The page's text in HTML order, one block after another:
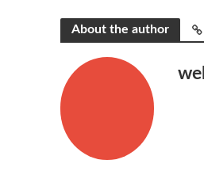
About the author